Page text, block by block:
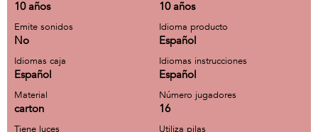
10 años 10 años
Emite sonidos
No
Idioma producto
Español
Idiomas caja
Español
Idiomas instrucciones
Español
Material
carton
Número jugadores
16
Tiene luces Utiliza pilas